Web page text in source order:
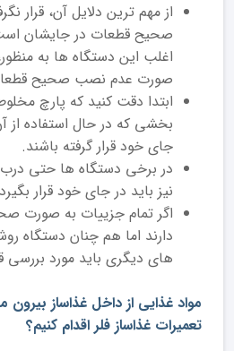
از مهم‌ ترین دلایل آن، قرار
صحیح قطعات در جایشان
اغلب این دستگاه‌ ها به
صورت عدم نصب صحیح
ابتدا دقت کنید که پارچ
بخشی که در حال استفاده از
جای خود قرار گرفته باشند.
در برخی دستگاه‌ ها حتی
نیز باید در جای خود قرار
اگر تمام جزییات به صورت
دارند اما هم چنان دستگاه
‌های دیگری باید مورد بررسی
مواد غذایی از داخل غذاساز بیرون
تعمیرات غذاساز فلر اقدام کنیم؟